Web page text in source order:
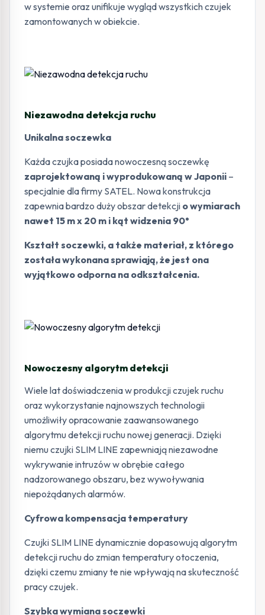
w systemie oraz unifikuje wygląd wszystkich czujek
zamontowanych w obiekcie.
Niezawodna detekcja ruchu
Unikalna soczewka
Każda czujka posiada nowoczesną soczewkę
zaprojektowaną i wyprodukowaną w Japonii –
specjalnie dla firmy SATEL. Nowa konstrukcja
zapewnia bardzo duży obszar detekcji o wymiarach
nawet 15 m x 20 m i kąt widzenia 90°
Kształt soczewki, a także materiał, z którego
została wykonana sprawiają, że jest ona
wyjątkowo odporna na odkształcenia.
Nowoczesny algorytm detekcji
Wiele lat doświadczenia w produkcji czujek ruchu
oraz wykorzystanie najnowszych technologii
umożliwiły opracowanie zaawansowanego
algorytmu detekcji ruchu nowej generacji. Dzięki
niemu czujki SLIM LINE zapewniają niezawodne
wykrywanie intruzów w obrębie całego
nadzorowanego obszaru, bez wywoływania
niepożądanych alarmów.
Cyfrowa kompensacja temperatury
Czujki SLIM LINE dynamicznie dopasowują algorytm
detekcji ruchu do zmian temperatury otoczenia,
dzięki czemu zmiany te nie wpływają na skuteczność
pracy czujek.
Szybka wymiana soczewki